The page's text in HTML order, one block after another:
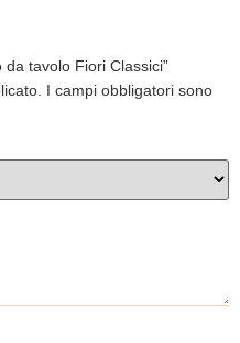
tavolo Fiori Classici”
I campi obbligatori sono